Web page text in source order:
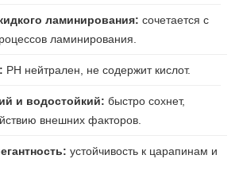
ламинирования: сочетается с
ламинирования.
РН нейтрален, не содержит кислот.
и водостойкий: быстро сохнет,
внешних факторов.
устойчивость к царапинам и